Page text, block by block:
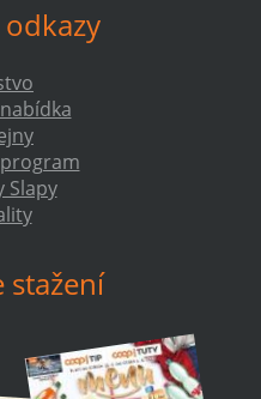
Slapy
stažení